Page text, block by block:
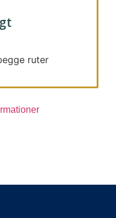
ruter